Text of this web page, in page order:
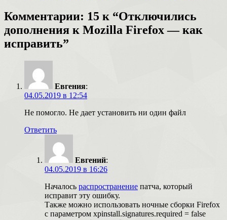
Комментарии: 15 к “Отключились
дополнения к Mozilla Firefox — как
исправить”
Евгения:
04.05.2019 в 12:54
Не помогло. Не дает установить ни один файл
Ответить
Евгений:
04.05.2019 в 16:26
Началось распространение патча, который
исправит эту ошибку.
Также можно использовать ночные сборки Firefox
с параметром xpinstall.signatures.required = false